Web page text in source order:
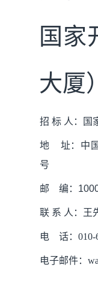
国家
大厦
招 标 人： 国
地 址：中
号
邮 编：
联 系 人： 王
电 话： 010-
电子邮件：